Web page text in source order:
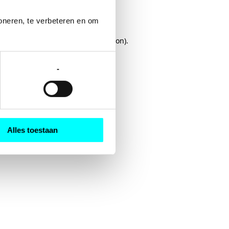
te verbeteren en om
-
Alles toestaan
for more information).